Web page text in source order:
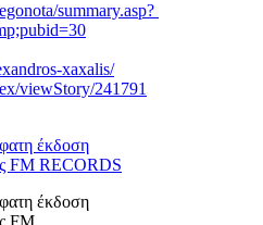
summary.asp?
xaxalis/
viewStory/241791
έκδοση
FM RECORDS
έκδοση